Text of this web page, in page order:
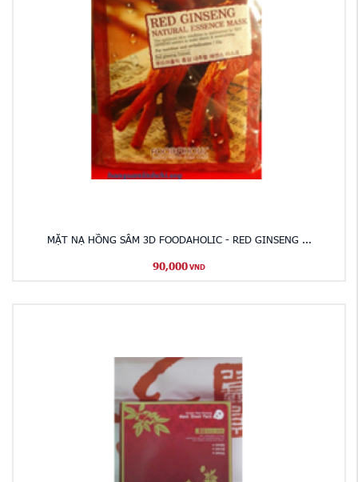
MẶT NẠ HỒNG SÂM 3D FOODAHOLIC - RED GINSENG ...
90,000 VND